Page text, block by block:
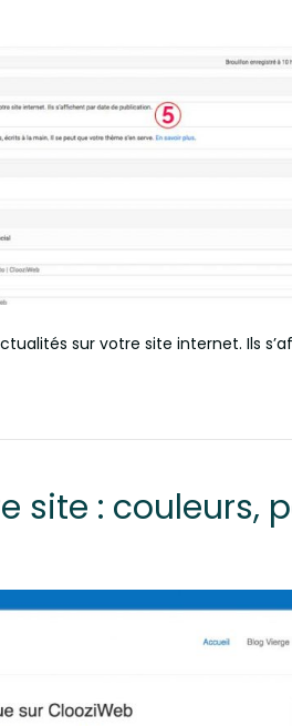
sur votre site internet. Ils
site : couleurs,